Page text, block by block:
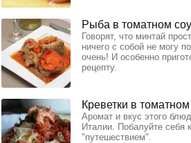
Рыба в томатном
Говорят, что минтай
ничего с собой не могу
очень! И особенно
рецепту.
Креветки в
Аромат и вкус этого
Италии. Побалуйте себя
"путешествием".